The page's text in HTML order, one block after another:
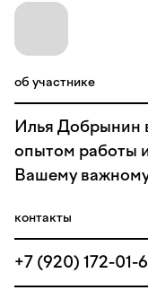
об участнике
Илья Добрынин
опытом работы
Вашему
контакты
+7 (920) 172-01-